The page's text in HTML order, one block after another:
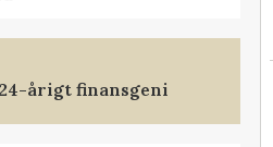
årigt finansgeni